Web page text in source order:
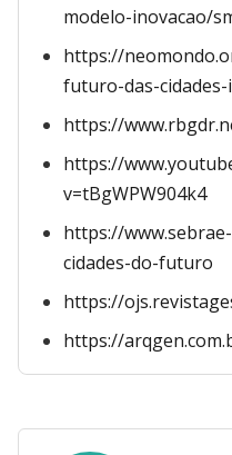
modelo-inovacao/
https://
futuro-das-
https://
https://
v=tBgWPW904k4
https://
cidades-do-futuro
https://
https://